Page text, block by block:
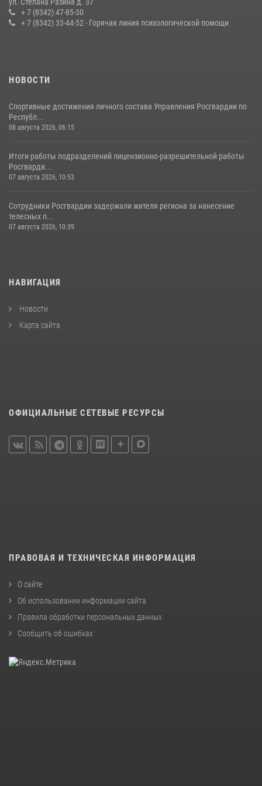
конкурса профмастерства в Саранске
23 июля 2026, 11:54 4
+ 7 (8342) 47-85-30
+ 7 (8342) 33-44-52 - Горячая линия психологической помощи
НОВОСТИ
Спортивные достижения личного состава Управления Росгвардии по
Республ...
08 августа 2026, 06:15
Итоги работы подразделений лицензионно-разрешительной работы
Росгварди...
07 августа 2026, 10:53
Сотрудники Росгвардии задержали жителя региона за нанесение
телесных п...
07 августа 2026, 10:39
НАВИГАЦИЯ
Новости
Карта сайта
ОФИЦИАЛЬНЫЕ СЕТЕВЫЕ РЕСУРСЫ
ПРАВОВАЯ И ТЕХНИЧЕСКАЯ ИНФОРМАЦИЯ
О сайте
Об использовании информации сайта
Правила обработки персональных данных
Сообщить об ошибках